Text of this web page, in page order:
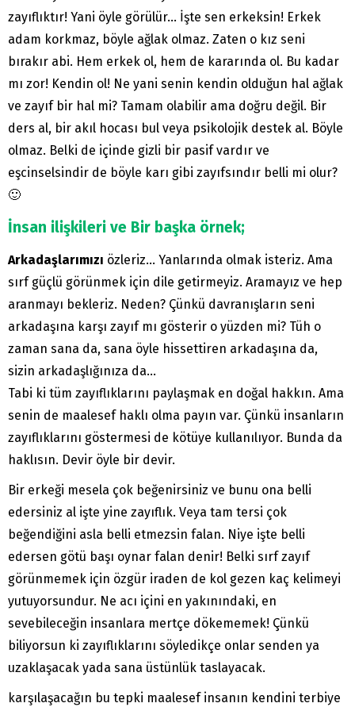
zayıflıktır! Yani öyle görülür… İşte sen erkeksin! Erkek
adam korkmaz, böyle ağlak olmaz. Zaten o kız seni
bırakır abi. Hem erkek ol, hem de kararında ol. Bu kadar
mı zor! Kendin ol! Ne yani senin kendin olduğun hal ağlak
ve zayıf bir hal mi? Tamam olabilir ama doğru değil. Bir
ders al, bir akıl hocası bul veya psikolojik destek al. Böyle
olmaz. Belki de içinde gizli bir pasif vardır ve
eşcinselsindir de böyle karı gibi zayıfsındır belli mi olur?
🙂
İnsan ilişkileri ve Bir başka örnek;
Arkadaşlarımızı özleriz… Yanlarında olmak isteriz. Ama
sırf güçlü görünmek için dile getirmeyiz. Aramayız ve hep
aranmayı bekleriz. Neden? Çünkü davranışların seni
arkadaşına karşı zayıf mı gösterir o yüzden mi? Tüh o
zaman sana da, sana öyle hissettiren arkadaşına da,
sizin arkadaşlığınıza da…
Tabi ki tüm zayıflıklarını paylaşmak en doğal hakkın. Ama
senin de maalesef haklı olma payın var. Çünkü insanların
zayıflıklarını göstermesi de kötüye kullanılıyor. Bunda da
haklısın. Devir öyle bir devir.
Bir erkeği mesela çok beğenirsiniz ve bunu ona belli
edersiniz al işte yine zayıflık. Veya tam tersi çok
beğendiğini asla belli etmezsin falan. Niye işte belli
edersen götü başı oynar falan denir! Belki sırf zayıf
görünmemek için özgür iraden de kol gezen kaç kelimeyi
yutuyorsundur. Ne acı içini en yakınındaki, en
sevebileceğin insanlara mertçe dökememek! Çünkü
biliyorsun ki zayıflıklarını söyledikçe onlar senden ya
uzaklaşacak yada sana üstünlük taslayacak.
karşılaşacağın bu tepki maalesef insanın kendini terbiye